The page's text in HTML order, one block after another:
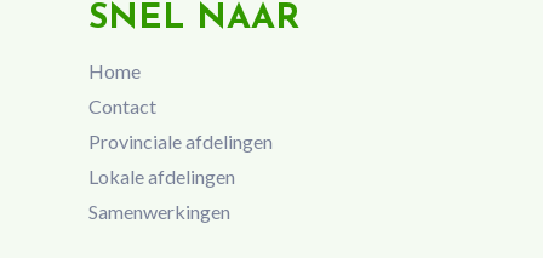
SNEL NAAR
Home
Contact
Provinciale afdelingen
Lokale afdelingen
Samenwerkingen